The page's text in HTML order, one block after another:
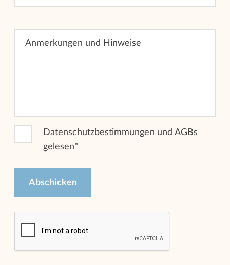
Anmerkungen und Hinweise
Datenschutzbestimmungen und AGBs
gelesen*
Abschicken